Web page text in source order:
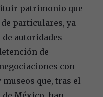
patrimonio que
particulares, ya
de autoridades
de
con
que, tras el
México, han